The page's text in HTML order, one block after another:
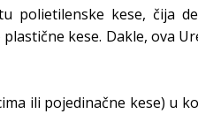
polietilenske kese, čija
kese. Dakle, ova
ili pojedinačne kese) u